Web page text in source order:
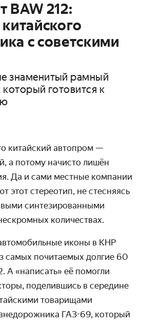
BAW 212:
с советскими
знаменитый рамный
готовится к
китайский автопром —
а потому начисто лишён
Да и сами местные компании
этот стереотип, не стесняясь
синтезированными
количествах.
иконы в КНР
самых почитаемых долгие 60
А «написать» её помогли
поделившись в середине
товарищами
ГАЗ-69, который